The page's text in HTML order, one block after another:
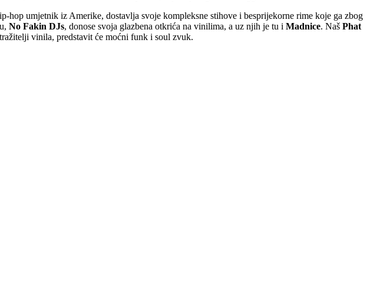
hop umjetnik iz Amerike, dostavlja svoje kompleksne stihove i besprijekorne rime koje ga zbog
No Fakin DJs, donose svoja glazbena otkrića na vinilima, a uz njih je tu i Madnice. Naš Phat
vinila, predstavit će moćni funk i soul zvuk.